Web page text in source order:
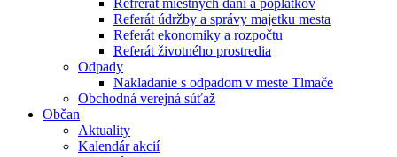
Refrerát miestnych daní a poplatkov
Referát údržby a správy majetku mesta
Referát ekonomiky a rozpočtu
Referát životného prostredia
Odpady
Nakladanie s odpadom v meste Tlmače
Obchodná verejná súťaž
Občan
Aktuality
Kalendár akcií